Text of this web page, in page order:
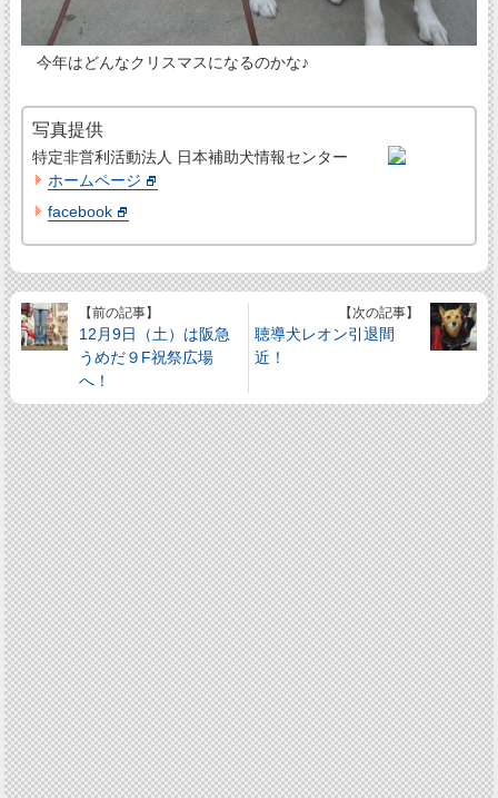
今年はどんなクリスマスになるのかな♪
写真提供
特定非営利活動法人 日本補助犬情報センター
ホームページ
facebook
【前の記事】
12月9日（土）は阪急
うめだ９F祝祭広場
へ！
【次の記事】
聴導犬レオン引退間
近！